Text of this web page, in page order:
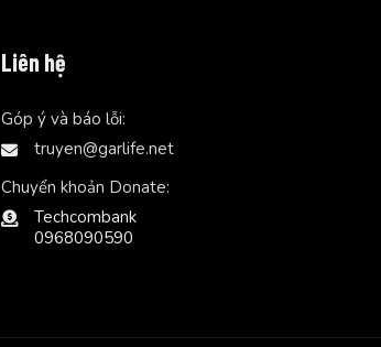
Liên hệ
Góp ý và báo lỗi:
truyen@garlife.net
Chuyển khoản Donate:
Techcombank
0968090590